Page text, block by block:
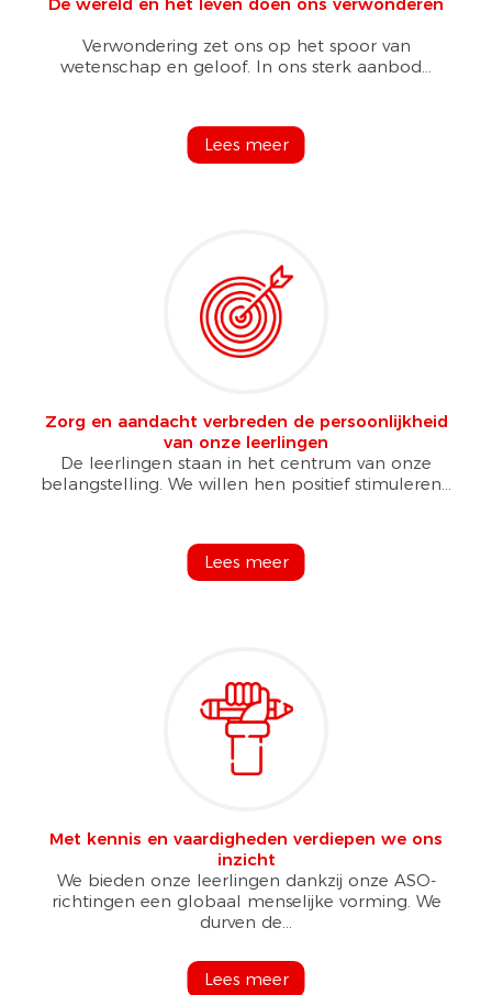
Verwondering zet ons op het spoor van
wetenschap en geloof. In ons sterk aanbod...
Lees meer
Zorg en aandacht verbreden de persoonlijkheid
van onze leerlingen
De leerlingen staan in het centrum van onze
belangstelling. We willen hen positief stimuleren...
Lees meer
Met kennis en vaardigheden verdiepen we ons
inzicht
We bieden onze leerlingen dankzij onze ASO-
richtingen een globaal menselijke vorming. We
durven de...
Lees meer